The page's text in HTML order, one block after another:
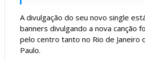
A divulgação do seu novo single
banners divulgando a nova canção
pelo centro tanto no Rio de Janeiro
Paulo.